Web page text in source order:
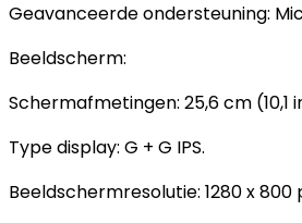
Geavanceerde ondersteuning:
Beeldscherm:
Schermafmetingen: 25,6 cm (10,1
Type display: G + G IPS.
Beeldschermresolutie: 1280 x 800